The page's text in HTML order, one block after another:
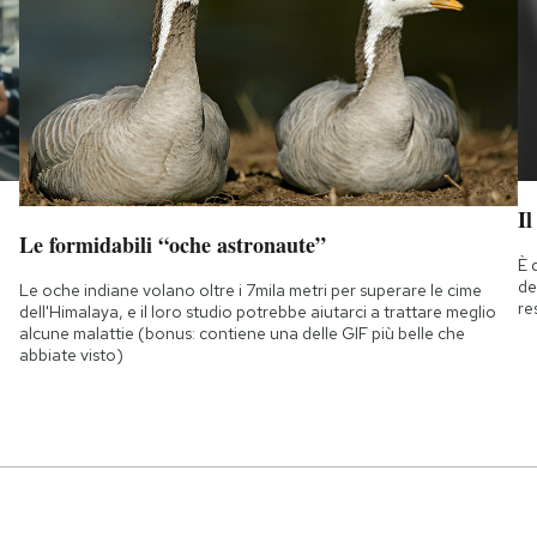
Le formidabili “oche astronaute”
Le oche indiane volano oltre i 7mila metri per superare le cime
dell'Himalaya, e il loro studio potrebbe aiutarci a trattare meglio
alcune malattie (bonus: contiene una delle GIF più belle che
abbiate visto)
Il
È